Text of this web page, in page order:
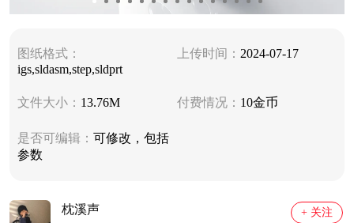
图纸格式：
igs,sldasm,step,sldprt
上传时间： 2024-07-17
文件大小： 13.76M 付费情况： 10金币
是否可编辑： 可修改，包括
参数
枕溪声 + 关注